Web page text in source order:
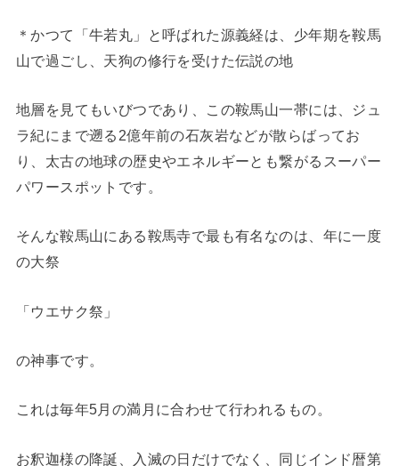
＊かつて「牛若丸」と呼ばれた源義経は、少年期を鞍馬
山で過ごし、天狗の修行を受けた伝説の地
地層を見てもいびつであり、この鞍馬山一帯には、ジュ
ラ紀にまで遡る2億年前の石灰岩などが散らばってお
り、太古の地球の歴史やエネルギーとも繋がるスーパー
パワースポットです。
そんな鞍馬山にある鞍馬寺で最も有名なのは、年に一度
の大祭
「ウエサク祭」
の神事です。
これは毎年5月の満月に合わせて行われるもの。
お釈迦様の降誕、入滅の日だけでなく、同じインド暦第